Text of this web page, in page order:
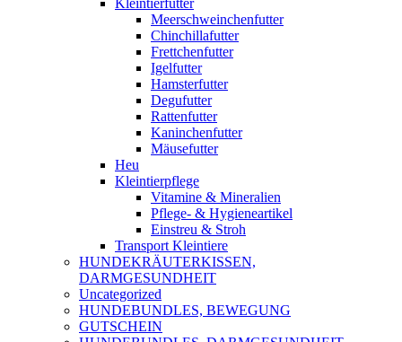
Kleintierfutter
Meerschweinchenfutter
Chinchillafutter
Frettchenfutter
Igelfutter
Hamsterfutter
Degufutter
Rattenfutter
Kaninchenfutter
Mäusefutter
Heu
Kleintierpflege
Vitamine & Mineralien
Pflege- & Hygieneartikel
Einstreu & Stroh
Transport Kleintiere
HUNDEKRÄUTERKISSEN,
DARMGESUNDHEIT
Uncategorized
HUNDEBUNDLES, BEWEGUNG
GUTSCHEIN